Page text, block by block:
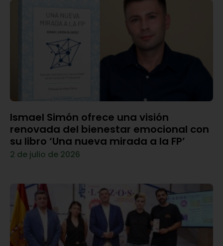
Ismael Simón ofrece una visión
renovada del bienestar emocional con
su libro ‘Una nueva mirada a la FP’
2 de julio de 2026